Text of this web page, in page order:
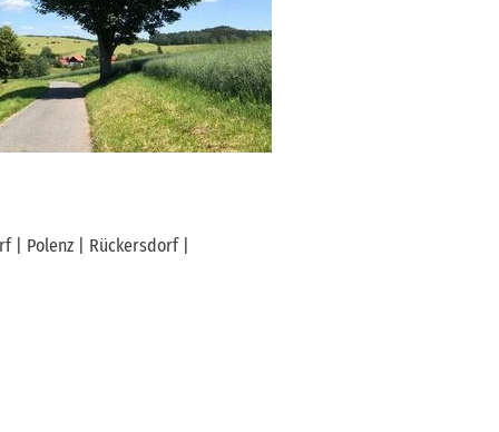
Polenz | Rückersdorf |